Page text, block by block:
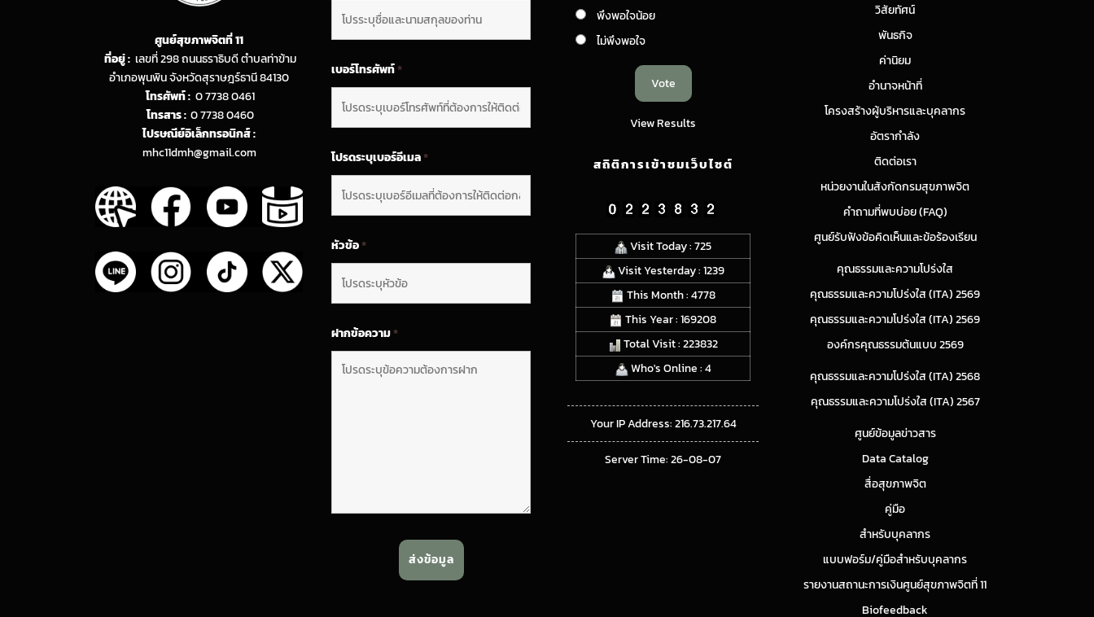
ศูนย์สุขภาพจิตที่ 11
ที่อยู่ : เลขที่ 298 ถนนธราธิบดี ตำบลท่าข้าม
อำเภอพุนพิน จังหวัดสุราษฎร์ธานี 84130
โทรศัพท์ : 0 7738 0461
โทรสาร : 0 7738 0460
ไปรษณีย์อิเล็กทรอนิกส์ :
mhc11dmh@gmail.com
เบอร์โทรศัพท์*
โปรดระบุเบอร์อีเมล*
หัวข้อ*
ฝากข้อความ*
พึงพอใจน้อย
ไม่พึงพอใจ
View Results
สถิติการเข้าชมเว็บไซต์
Visit Today : 725
Visit Yesterday : 1239
This Month : 4778
This Year : 169208
Total Visit : 223832
Who's Online : 4
Your IP Address: 216.73.217.64
Server Time: 26-08-07
วิสัยทัศน์
พันธกิจ
ค่านิยม
อำนาจหน้าที่
โครงสร้างผู้บริหารและบุคลากร
อัตรากำลัง
ติดต่อเรา
หน่วยงานในสังกัดกรมสุขภาพจิต
คำถามที่พบบ่อย (FAQ)
ศูนย์รับฟังข้อคิดเห็นและข้อร้องเรียน
คุณธรรมและความโปร่งใส
คุณธรรมและความโปร่งใส (ITA) 2569
คุณธรรมและความโปร่งใส (ITA) 2569
องค์กรคุณธรรมต้นแบบ 2569
คุณธรรมและความโปร่งใส (ITA) 2568
คุณธรรมและความโปร่งใส (ITA) 2567
ศูนย์ข้อมูลข่าวสาร
Data Catalog
สื่อสุขภาพจิต
คู่มือ
สำหรับบุคลากร
แบบฟอร์ม/คู่มือสำหรับบุคลากร
รายงานสถานะการเงินศูนย์สุขภาพจิตที่ 11
Biofeedback